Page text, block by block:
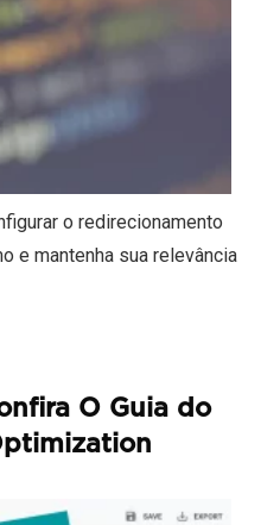
o redirecionamento
e mantenha sua relevância
O Guia do